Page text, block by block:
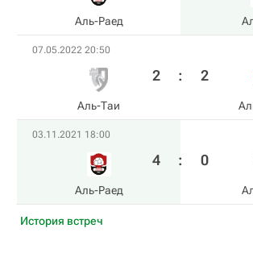
Аль-Раед
07.05.2022 20:50
Аль-Таи
2 : 2
03.11.2021 18:00
Аль-Раед
4 : 0
История встреч